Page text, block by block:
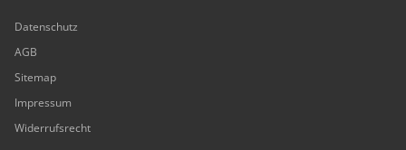
Datenschutz
AGB
Sitemap
Impressum
Widerrufsrecht